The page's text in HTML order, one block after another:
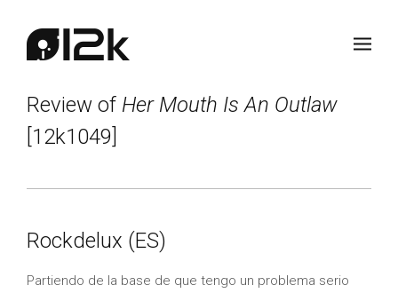
Review of Her Mouth Is An Outlaw
[12k1049]
Rockdelux (ES)
Partiendo de la base de que tengo un problema serio